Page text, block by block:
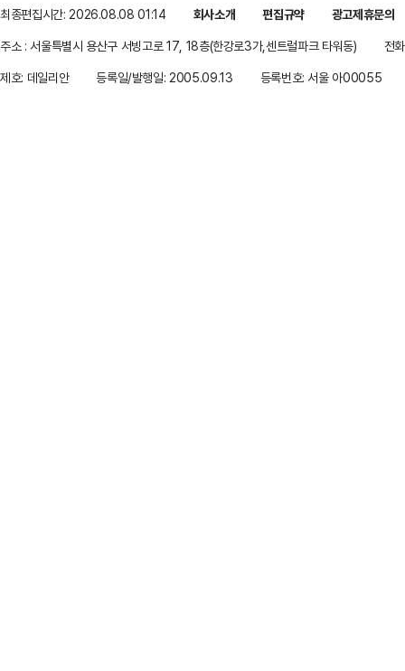
최종편집시간: 2026.08.08 01:14 회사소개 편집규약
광고제휴문의
주소 : 서울특별시 용산구 서빙고로 17, 18층(한강로3가,센트럴파크 타워동)
전
제호: 데일리안
등록일/발행일: 2005.09.13 등록번호: 서울 아00055